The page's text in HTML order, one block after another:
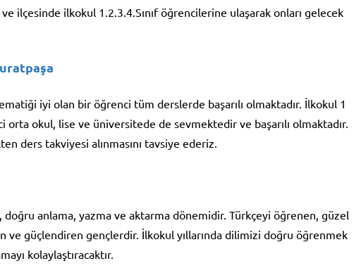
ilçesinde ilkokul 1.2.3.4.Sınıf öğrencilerine ulaşarak onları gelecek
iyi olan bir öğrenci tüm derslerde başarılı olmaktadır. İlkokul 1
okul, lise ve üniversitede de sevmektedir ve başarılı olmaktadır.
ders takviyesi alınmasını tavsiye ederiz.
doğru anlama, yazma ve aktarma dönemidir. Türkçeyi öğrenen, güzel
ve güçlendiren gençlerdir. İlkokul yıllarında dilimizi doğru öğrenmek
kolaylaştıracaktır.